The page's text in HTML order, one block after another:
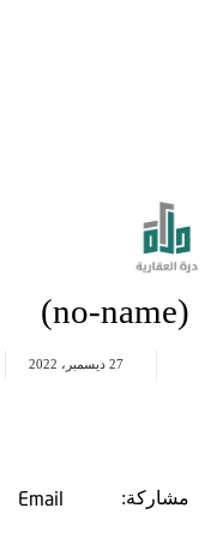
(no-name)
27 ديسمبر، 2022
مشاركة: Email